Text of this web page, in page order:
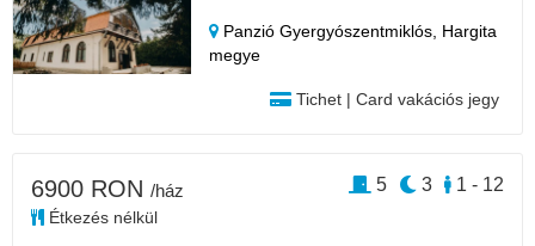
Panzió Gyergyószentmiklós, Hargita
megye
Tichet | Card vakációs jegy
6900 RON /ház
Étkezés nélkül
1 - 12
3
5